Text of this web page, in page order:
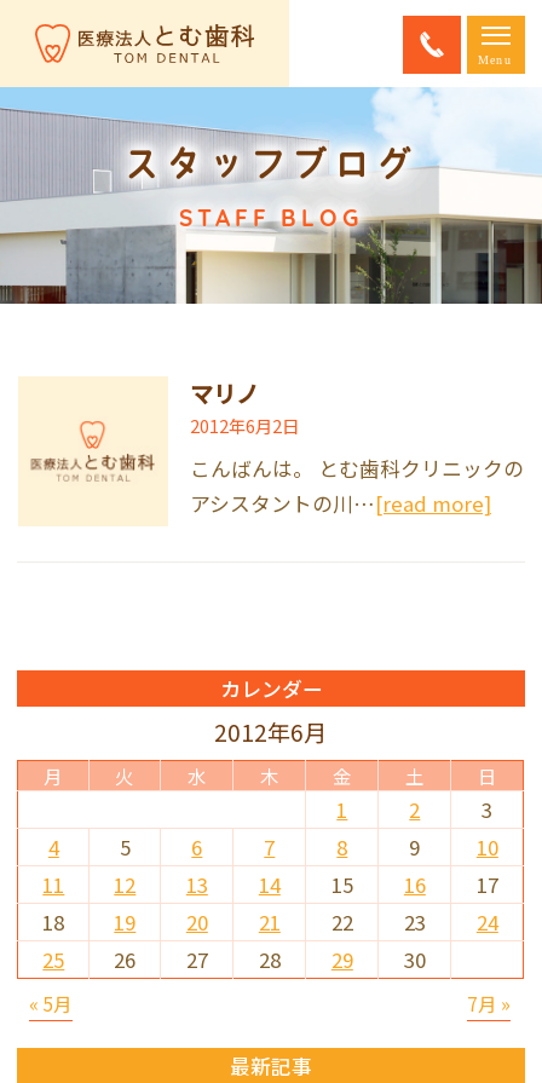
スタッフブログ
STAFF BLOG
マリノ
2012年6月2日
こんばんは。 とむ歯科クリニックの
アシスタントの川…[read more]
カレンダー
2012年6月
月 火 水 木 金 土 日
« 5月 7月 »
1 2
3
4
5 6 7 8 9
10
11
12 13 14 15 16
17
18
19 20 21 22 23
24
25
26 27 28 29 30
最新記事